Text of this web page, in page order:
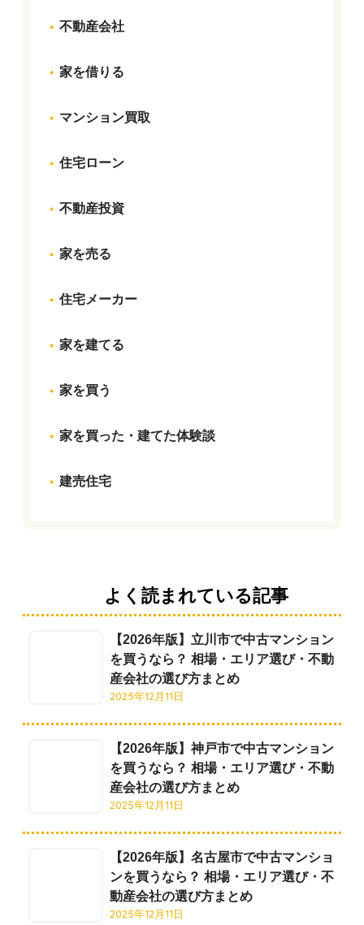
不動産会社
家を借りる
マンション買取
住宅ローン
不動産投資
家を売る
住宅メーカー
家を建てる
家を買う
家を買った・建てた体験談
建売住宅
よく読まれている記事
【2026年版】立川市で中古マンション
を買うなら？ 相場・エリア選び・不動
産会社の選び方まとめ
2025年12月11日
【2026年版】神戸市で中古マンション
を買うなら？ 相場・エリア選び・不動
産会社の選び方まとめ
2025年12月11日
【2026年版】名古屋市で中古マンショ
ンを買うなら？ 相場・エリア選び・不
動産会社の選び方まとめ
2025年12月11日